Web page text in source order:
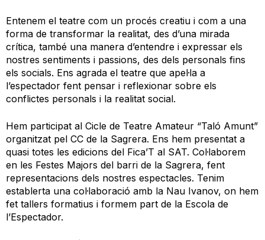
Entenem el teatre com un procés creatiu i com a una
forma de transformar la realitat, des d’una mirada
crítica, també una manera d’entendre i expressar els
nostres sentiments i passions, des dels personals fins
els socials. Ens agrada el teatre que apel·la a
l’espectador fent pensar i reflexionar sobre els
conflictes personals i la realitat social.
Hem participat al Cicle de Teatre Amateur “Taló Amunt”
organitzat pel CC de la Sagrera. Ens hem presentat a
quasi totes les edicions del Fica’T al SAT. Col·laborem
en les Festes Majors del barri de la Sagrera, fent
representacions dels nostres espectacles. Tenim
establerta una col·laboració amb la Nau Ivanov, on hem
fet tallers formatius i formem part de la Escola de
l’Espectador.